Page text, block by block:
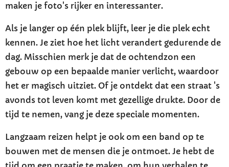
maken je foto's rijker en interessanter.
Als je langer op één plek blijft, leer je die plek echt
kennen. Je ziet hoe het licht verandert gedurende de
dag. Misschien merk je dat de ochtendzon een
gebouw op een bepaalde manier verlicht, waardoor
het er magisch uitziet. Of je ontdekt dat een straat 's
avonds tot leven komt met gezellige drukte. Door de
tijd te nemen, vang je deze speciale momenten.
Langzaam reizen helpt je ook om een band op te
bouwen met de mensen die je ontmoet. Je hebt de